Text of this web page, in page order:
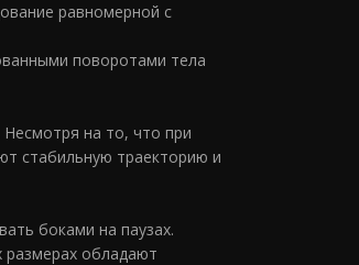
равномерной с
поворотами тела
на то, что при
стабильную траекторию и
боками на паузах.
обладают